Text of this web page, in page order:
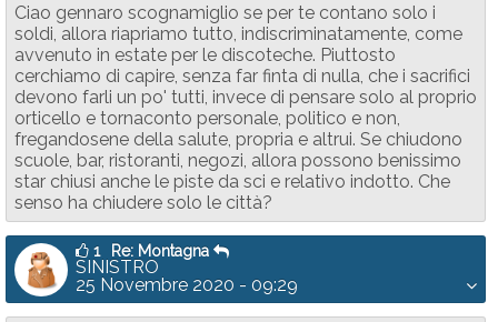
Ciao gennaro scognamiglio se per te contano solo i
soldi, allora riapriamo tutto, indiscriminatamente, come
avvenuto in estate per le discoteche. Piuttosto
cerchiamo di capire, senza far finta di nulla, che i sacrifici
devono farli un po' tutti, invece di pensare solo al proprio
orticello e tornaconto personale, politico e non,
fregandosene della salute, propria e altrui. Se chiudono
scuole, bar, ristoranti, negozi, allora possono benissimo
star chiusi anche le piste da sci e relativo indotto. Che
senso ha chiudere solo le città?
1 Re: Montagna
SINISTRO
25 Novembre 2020 - 09:29